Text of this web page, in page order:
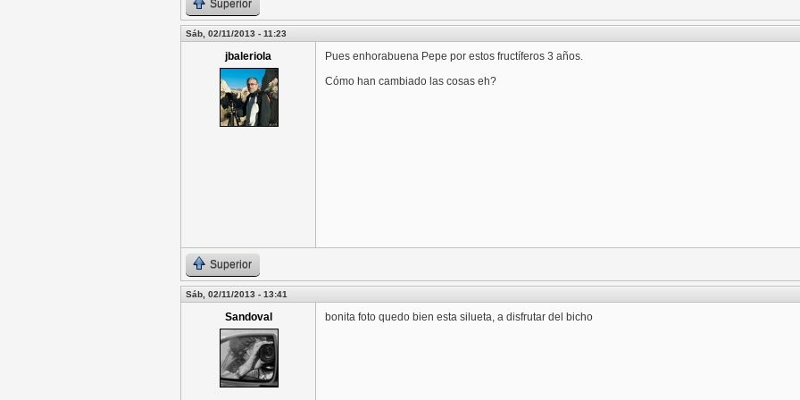
Superior
Sáb, 02/11/2013 - 11:23
jbaleriola
Pues enhorabuena Pepe por estos fructíferos 3 años.
Cómo han cambiado las cosas eh?
Superior
Sáb, 02/11/2013 - 13:41
Sandoval
bonita foto quedo bien esta silueta, a disfrutar del bicho